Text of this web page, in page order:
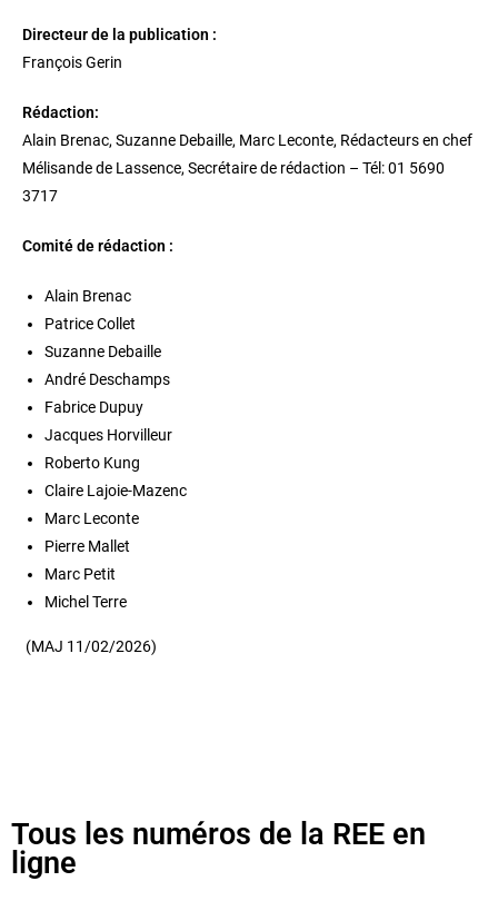
Directeur de la publication :
François Gerin
Rédaction:
Alain Brenac, Suzanne Debaille, Marc Leconte, Rédacteurs en chef
Mélisande de Lassence, Secrétaire de rédaction – Tél: 01 5690
3717
Comité de rédaction :
Alain Brenac
Patrice Collet
Suzanne Debaille
André Deschamps
Fabrice Dupuy
Jacques Horvilleur
Roberto Kung
Claire Lajoie-Mazenc
Marc Leconte
Pierre Mallet
Marc Petit
Michel Terre
(MAJ 11/02/2026)
Tous les numéros de la REE en
ligne